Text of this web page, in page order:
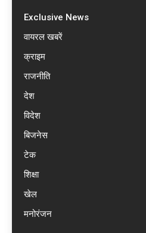
Exclusive News
वायरल खबरें
क्राइम
राजनीति
देश
विदेश
बिजनेस
टेक
शिक्षा
खेल
मनोरंजन